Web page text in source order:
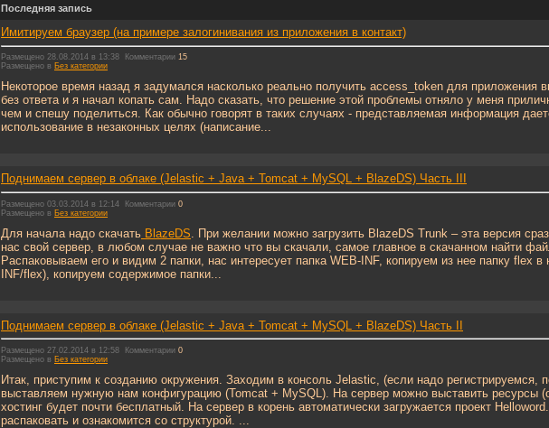
Последняя запись
Имитируем браузер (на примере залогинивания из приложения в контакт)
Размещено 28.08.2014 в 13:38 Комментарии 15
Размещено в Без категории
Некоторое время назад я задумался насколько реально получить access_token для приложения
без ответа и я начал копать сам. Надо сказать, что решение этой проблемы отняло у меня
чем и спешу поделиться. Как обычно говорят в таких случаях - представляемая информация
использование в незаконных целях (написание...
Поднимаем сервер в облаке (Jelastic + Java + Tomcat + MySQL + BlazeDS) Часть III
Размещено 03.03.2014 в 12:14 Комментарии 0
Размещено в Без категории
Для начала надо скачать BlazeDS . При желании можно загрузить BlazeDS Trunk – эта версия
нас свой сервер, в любом случае не важно что вы скачали, самое главное в скачанном найти
Распаковываем его и видим 2 папки, нас интересует папка WEB-INF, копируем из нее папку flex
INF/flex), копируем содержимое папки...
Поднимаем сервер в облаке (Jelastic + Java + Tomcat + MySQL + BlazeDS) Часть II
Размещено 27.02.2014 в 12:58 Комментарии 0
Размещено в Без категории
Итак, приступим к созданию окружения. Заходим в консоль Jelastic, (если надо
выставляем нужную нам конфигурацию (Tomcat + MySQL). На сервер можно выставить ресурсы
хостинг будет почти бесплатный. На сервер в корень автоматически загружается проект
распаковать и ознакомится со структурой. ...